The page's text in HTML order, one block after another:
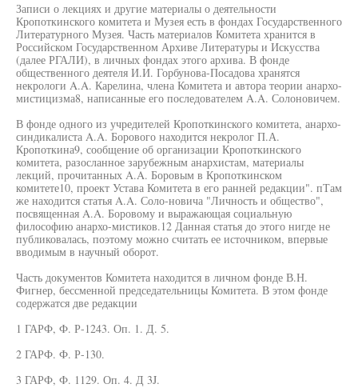
Записи о лекциях и другие материалы о деятельности
Кропоткинского комитета и Музея есть в фондах Государственного
Литературного Музея. Часть материалов Комитета хранится в
Российском Государственном Архиве Литературы и Искусства
(далее РГАЛИ), в личных фондах этого архива. В фонде
общественного деятеля И.И. Горбунова-Посадова хранятся
некрологи A.A. Карелина, члена Комитета и автора теории анархо-
мистицизма8, написанные его последователем A.A. Солоновичем.
В фонде одного из учредителей Кропоткинского комитета, анархо-
синдикалиста A.A. Борового находится некролог П.А.
Кропоткина9, сообщение об организации Кропоткинского
комитета, разосланное зарубежным анархистам, материалы
лекций, прочитанных A.A. Боровым в Кропоткинском
комитете10, проект Устава Комитета в его ранней редакции". пТам
же находится статья A.A. Соло-новича "Личность и общество",
посвященная A.A. Боровому и выражающая социальную
философию анархо-мистиков.12 Данная статья до этого нигде не
публиковалась, поэтому можно считать ее источником, впервые
вводимым в научный оборот.
Часть документов Комитета находится в личном фонде В.Н.
Фигнер, бессменной председательницы Комитета. В этом фонде
содержатся две редакции
1 ГАРФ, Ф. Р-1243. Оп. 1. Д. 5.
2 ГАРФ. Ф. Р-130.
3 ГАРФ, Ф. 1129. Оп. 4. Д 3J.